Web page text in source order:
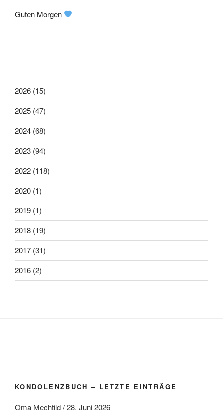
Guten Morgen
2026 (15)
2025 (47)
2024 (68)
2023 (94)
2022 (118)
2020 (1)
2019 (1)
2018 (19)
2017 (31)
2016 (2)
KONDOLENZBUCH – LETZTE EINTRÄGE
Oma Mechtild/28. Juni 2026